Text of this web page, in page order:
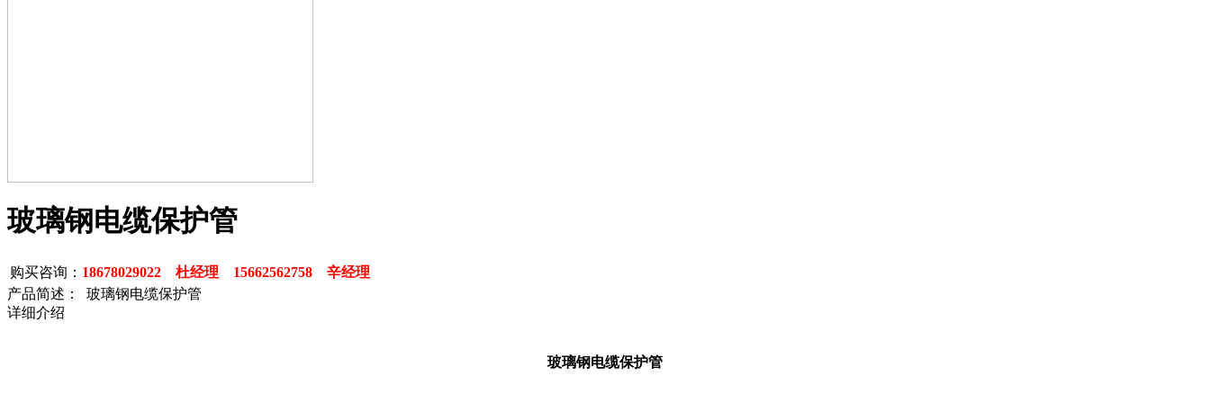
玻璃钢电缆保护管
购买咨询： 18678029022 杜经理 15662562758 辛经理
产品简述： 玻璃钢电缆保护管
详细介绍
玻璃钢电缆保护管